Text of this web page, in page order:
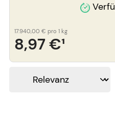
8,97 €¹
17.940,00 € pro 1 kg